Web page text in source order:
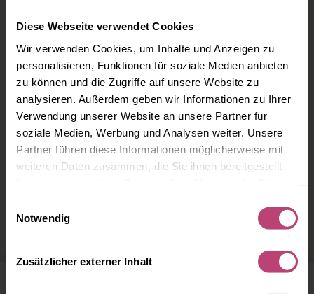
Diese Webseite verwendet Cookies
Wir verwenden Cookies, um Inhalte und Anzeigen zu
personalisieren, Funktionen für soziale Medien anbieten
zu können und die Zugriffe auf unsere Website zu
analysieren. Außerdem geben wir Informationen zu Ihrer
Verwendung unserer Website an unsere Partner für
soziale Medien, Werbung und Analysen weiter. Unsere
Partner führen diese Informationen möglicherweise mit
weiteren Daten zusammen, die Sie ihnen bereitgestellt
Notwendig
Zusätzlicher externer Inhalt
Ärzte in Bad Saarow